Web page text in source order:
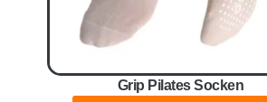
Grip Pilates Socken